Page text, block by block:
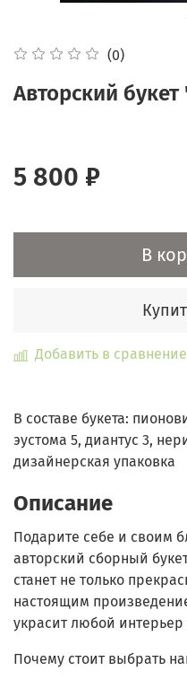
(0)
Авторский
5 800 ₽
В
Добавить в сравнение
В составе букета:
эустома 5, диантус 3,
дизайнерская упаковка
Описание
Подарите себе и своим
авторский сборный
станет не только
настоящим
украсит любой
Почему стоит выбрать